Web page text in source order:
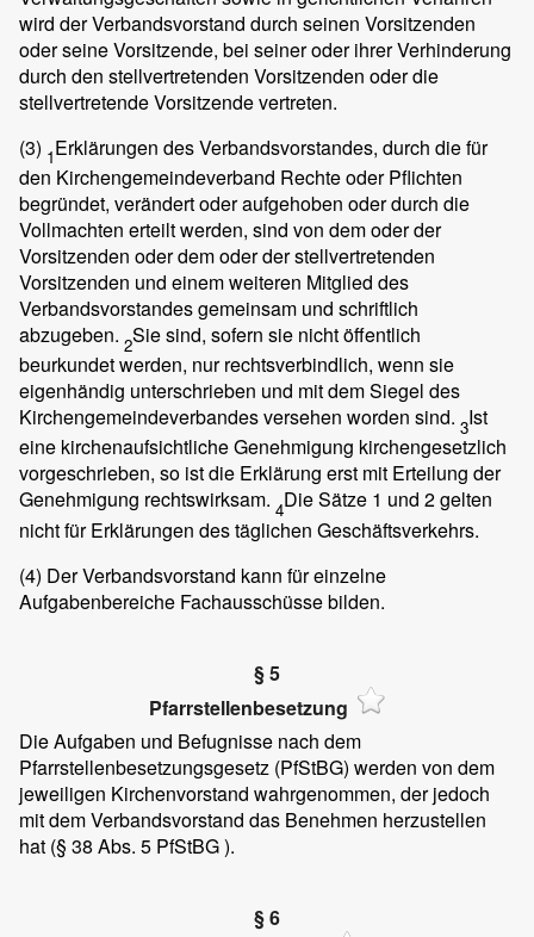
wird der Verbandsvorstand durch seinen Vorsitzenden
oder seine Vorsitzende, bei seiner oder ihrer Verhinderung
durch den stellvertretenden Vorsitzenden oder die
stellvertretende Vorsitzende vertreten.
(3) 1Erklärungen des Verbandsvorstandes, durch die für
den Kirchengemeindeverband Rechte oder Pflichten
begründet, verändert oder aufgehoben oder durch die
Vollmachten erteilt werden, sind von dem oder der
Vorsitzenden oder dem oder der stellvertretenden
Vorsitzenden und einem weiteren Mitglied des
Verbandsvorstandes gemeinsam und schriftlich
abzugeben. 2Sie sind, sofern sie nicht öffentlich
beurkundet werden, nur rechtsverbindlich, wenn sie
eigenhändig unterschrieben und mit dem Siegel des
Kirchengemeindeverbandes versehen worden sind. 3Ist
eine kirchenaufsichtliche Genehmigung kirchengesetzlich
vorgeschrieben, so ist die Erklärung erst mit Erteilung der
Genehmigung rechtswirksam. 4Die Sätze 1 und 2 gelten
nicht für Erklärungen des täglichen Geschäftsverkehrs.
(4) Der Verbandsvorstand kann für einzelne
Aufgabenbereiche Fachausschüsse bilden.
§ 5
Pfarrstellenbesetzung
Die Aufgaben und Befugnisse nach dem
Pfarrstellenbesetzungsgesetz (PfStBG) werden von dem
jeweiligen Kirchenvorstand wahrgenommen, der jedoch
mit dem Verbandsvorstand das Benehmen herzustellen
hat (§ 38 Abs. 5 PfStBG ).
§ 6